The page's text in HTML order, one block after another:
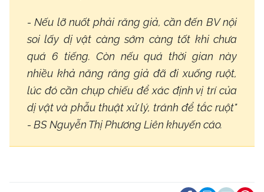
- Nếu lỡ nuốt phải răng giả, cần đến BV nội
soi lấy dị vật càng sớm càng tốt khi chưa
quá 6 tiếng. Còn nếu quá thời gian này
nhiều khả năng răng giả đã đi xuống ruột,
lúc đó cần chụp chiếu để xác định vị trí của
dị vật và phẫu thuật xử lý, tránh để tắc ruột"
- BS Nguyễn Thị Phương Liên khuyến cáo.